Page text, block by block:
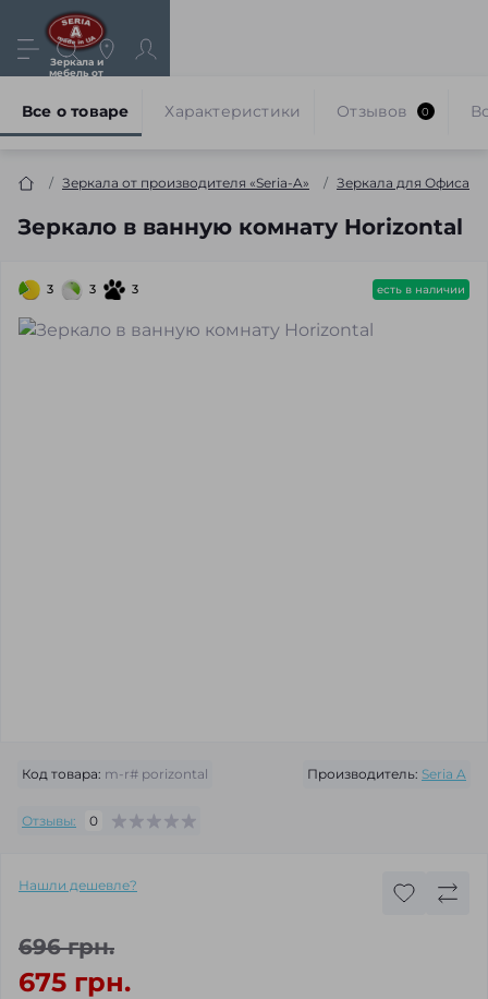
Зеркала и
мебель от
Зеркала от производителя «Seria-A» Зеркала для Офиса
Зеркало в ванную комнату Horizontal
Все о товаре Характеристики Отзывов 0
3 3 3 есть в наличии
Код товара: m-r# рorizontal Производитель: Seria A
Отзывы: 0
Нашли дешевле?
696 грн.
675 грн.